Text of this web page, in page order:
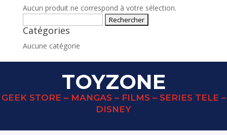
Aucun produit ne correspond à votre sélection.
Catégories
Aucune catégorie
TOYZONE
GEEK STORE – MANGAS – FILMS – SERIES TELE –
DISNEY